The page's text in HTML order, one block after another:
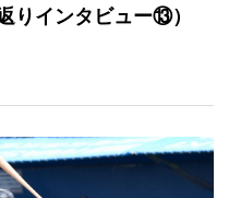
りインタビュー⑬）